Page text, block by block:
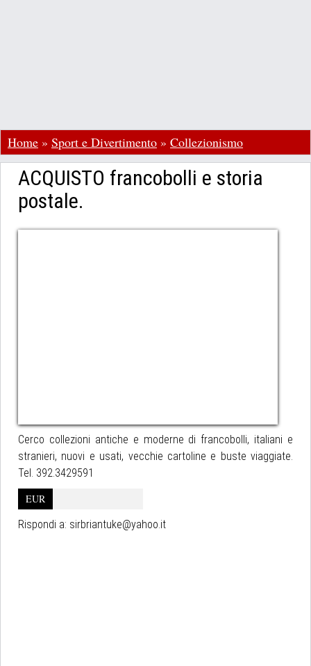
Home » Sport e Divertimento » Collezionismo
ACQUISTO francobolli e storia
postale.
Cerco collezioni antiche e moderne di francobolli, italiani e
stranieri, nuovi e usati, vecchie cartoline e buste viaggiate.
Tel. 392.3429591
EUR
Rispondi a: sirbriantuke@yahoo.it